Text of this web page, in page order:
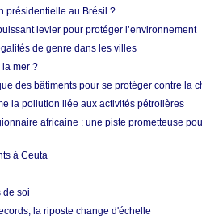
présidentielle au Brésil ?
levier pour protéger l’environnement
de genre dans les villes
mer ?
des bâtiments pour se protéger contre la
la pollution liée aux activités pétrolières
africaine : une piste prometteuse
à Ceuta
de soi
la riposte change d'échelle